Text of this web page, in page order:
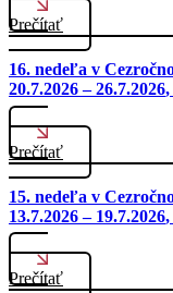
Prečítať
16. nedeľa v
20.7.2026 – 26.7.2026,
Prečítať
15. nedeľa v
13.7.2026 – 19.7.2026,
Prečítať